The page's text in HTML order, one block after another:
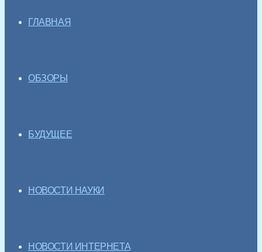
ГЛАВНАЯ
ОБЗОРЫ
БУДУЩЕЕ
НОВОСТИ НАУКИ
НОВОСТИ ИНТЕРНЕТА